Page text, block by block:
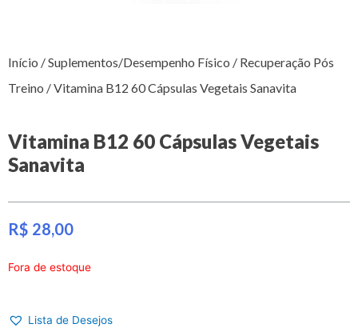
Início /Suplementos/Desempenho Físico / Recuperação Pós
Treino / Vitamina B12 60 Cápsulas Vegetais Sanavita
Vitamina B12 60 Cápsulas Vegetais
Sanavita
R$ 28,00
Fora de estoque
Lista de Desejos